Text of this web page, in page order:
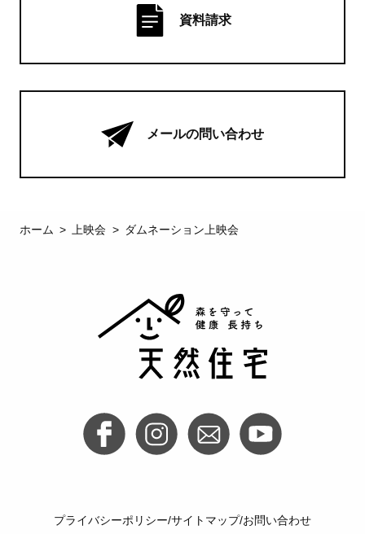
資料請求
メールの問い合わせ
ホーム 上映会 ダムネーション上映会
プライバシーポリシー サイトマップ お問い合わせ